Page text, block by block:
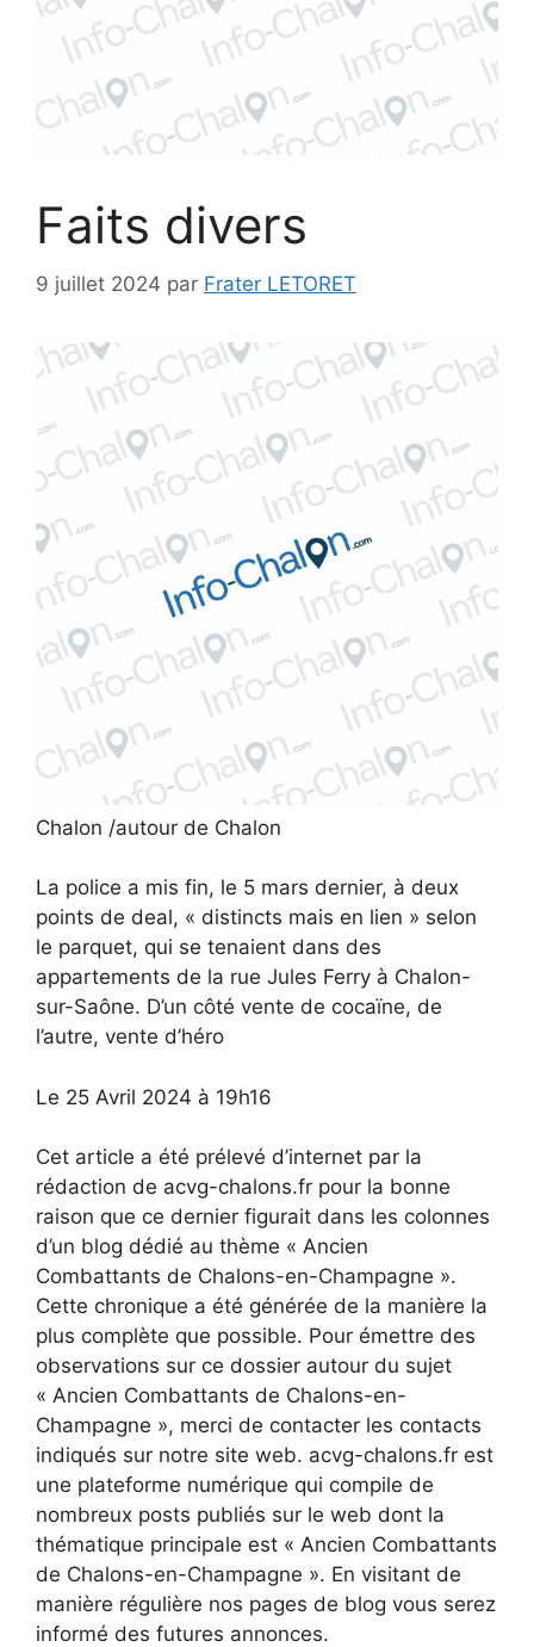
Faits divers
9 juillet 2024 par Frater LETORET
Chalon /autour de Chalon
La police a mis fin, le 5 mars dernier, à deux
points de deal, « distincts mais en lien » selon
le parquet, qui se tenaient dans des
appartements de la rue Jules Ferry à Chalon-
sur-Saône. D’un côté vente de cocaïne, de
l’autre, vente d’héro
Le 25 Avril 2024 à 19h16
Cet article a été prélevé d’internet par la
rédaction de acvg-chalons.fr pour la bonne
raison que ce dernier figurait dans les colonnes
d’un blog dédié au thème « Ancien
Combattants de Chalons-en-Champagne ».
Cette chronique a été générée de la manière la
plus complète que possible. Pour émettre des
observations sur ce dossier autour du sujet
« Ancien Combattants de Chalons-en-
Champagne », merci de contacter les contacts
indiqués sur notre site web. acvg-chalons.fr est
une plateforme numérique qui compile de
nombreux posts publiés sur le web dont la
thématique principale est « Ancien Combattants
de Chalons-en-Champagne ». En visitant de
manière régulière nos pages de blog vous serez
informé des futures annonces.